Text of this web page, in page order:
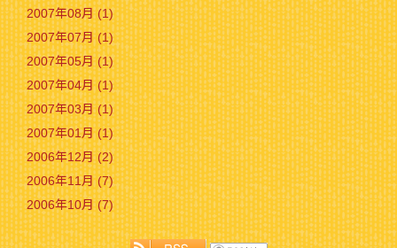
2007年08月 (1)
2007年07月 (1)
2007年05月 (1)
2007年04月 (1)
2007年03月 (1)
2007年01月 (1)
2006年12月 (2)
2006年11月 (7)
2006年10月 (7)